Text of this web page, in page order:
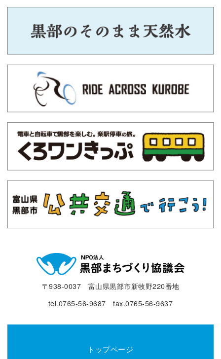
〒938-0037 富山県黒部市新牧野220番地
tel.0765-56-9687 fax.0765-56-9637
トップページ